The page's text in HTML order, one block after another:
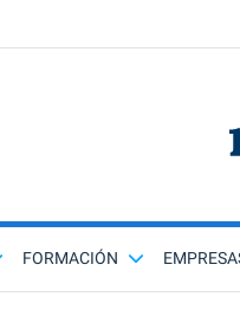
FORMACIÓN